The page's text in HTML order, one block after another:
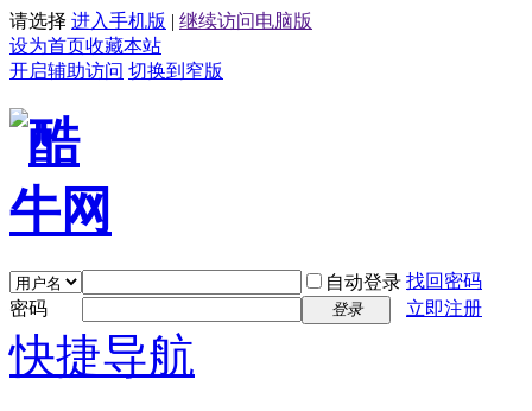
请选择 进入手机版 | 继续访问电脑版
设为首页收藏本站
开启辅助访问 切换到窄版
自动登录 找回密码
密码
登录 立即注册
快捷导航